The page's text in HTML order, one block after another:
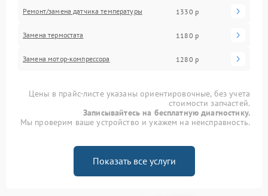
Ремонт/замена датчика температуры 1330 р
Замена термостата 1180 р
Замена мотор-компрессора 1280 р
Цены в прайс-листе указаны ориентировочные, без учета
стоимости запчастей.
Записывайтесь на бесплатную диагностику.
Мы проверим ваше устройство и укажем на неисправность.
Показать все услуги